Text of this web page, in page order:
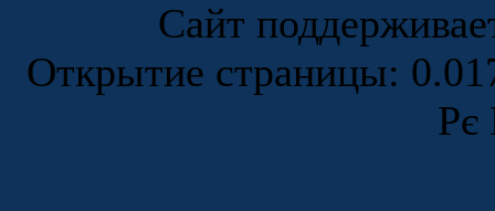
Сайт
Открытие страницы:
Рє